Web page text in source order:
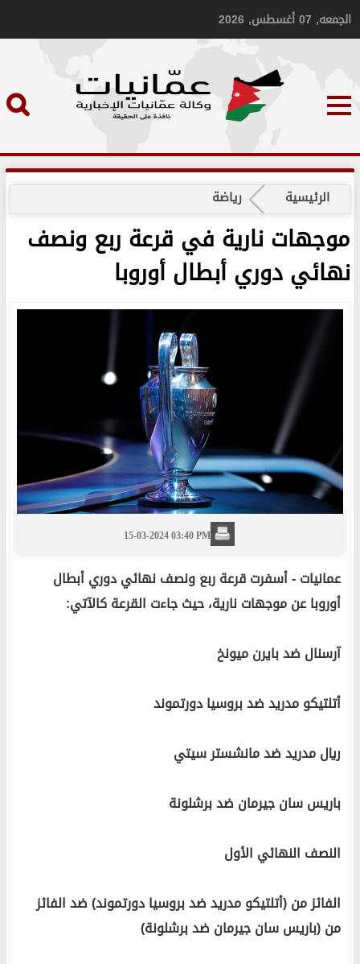
الجمعه, 07 أغسطس, 2026
الرئيسية رياضة
موجهات نارية في قرعة ربع ونصف
نهائي دوري أبطال أوروبا
15-03-2024 03:40 PM
عمانيات -أسفرت قرعة ربع ونصف نهائي دوري أبطال
أوروبا عن موجهات نارية، حيث جاءت القرعة كالآتي:
آرسنال ضد بايرن ميونخ
أتلتيكو مدريد ضد بروسيا دورتموند
ريال مدريد ضد مانشستر سيتي
باريس سان جيرمان ضد برشلونة
النصف النهائي الأول
الفائز من (أتلتيكو مدريد ضد بروسيا دورتموند) ضد الفائز
من (باريس سان جيرمان ضد برشلونة)